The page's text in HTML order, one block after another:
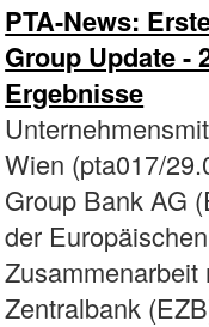
PTA-News:
Group Update -
Ergebnisse
Wien (pta017/
Group Bank AG
der
Zentralbank